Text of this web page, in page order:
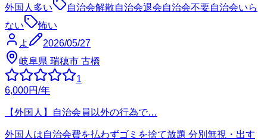
外国人多い
自治会解散自治会退会自治会不要自治会いら
ない
怖い
よ
2026/05/27
岐阜県 瑞穂市 古橋
1
6,000円/年
【外国人】自治会員以外の行為で…
外国人は自治会費を払わずゴミを捨て放題 分別無視・出す